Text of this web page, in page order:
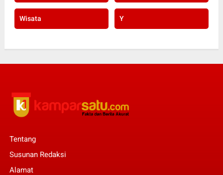
Wisata Y
Tentang
Susunan Redaksi
Alamat